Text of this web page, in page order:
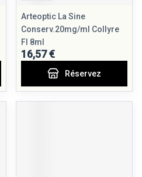
Arteoptic La Sine
Conserv.20mg/ml Collyre
Fl 8ml
16,57 €
Réservez